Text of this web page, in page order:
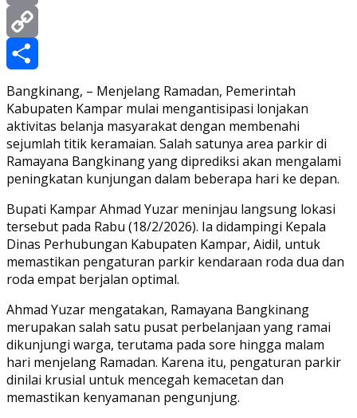
Print
Copy
Link
Share
Bangkinang, – Menjelang Ramadan, Pemerintah
Kabupaten Kampar mulai mengantisipasi lonjakan
aktivitas belanja masyarakat dengan membenahi
sejumlah titik keramaian. Salah satunya area parkir di
Ramayana Bangkinang yang diprediksi akan mengalami
peningkatan kunjungan dalam beberapa hari ke depan.
Bupati Kampar Ahmad Yuzar meninjau langsung lokasi
tersebut pada Rabu (18/2/2026). Ia didampingi Kepala
Dinas Perhubungan Kabupaten Kampar, Aidil, untuk
memastikan pengaturan parkir kendaraan roda dua dan
roda empat berjalan optimal.
Ahmad Yuzar mengatakan, Ramayana Bangkinang
merupakan salah satu pusat perbelanjaan yang ramai
dikunjungi warga, terutama pada sore hingga malam
hari menjelang Ramadan. Karena itu, pengaturan parkir
dinilai krusial untuk mencegah kemacetan dan
memastikan kenyamanan pengunjung.